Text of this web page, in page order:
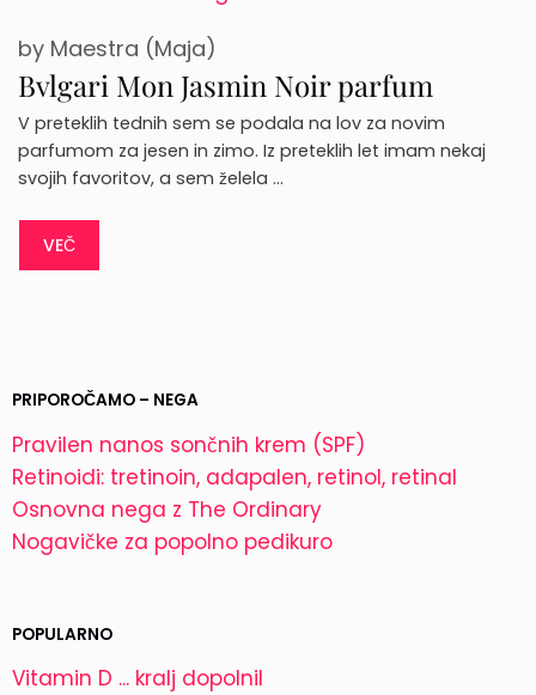
Bvlgari Mon Jasmin Noir parfum
by Maestra (Maja)
V preteklih tednih sem se podala na lov za novim
parfumom za jesen in zimo. Iz preteklih let imam nekaj
svojih favoritov, a sem želela …
VEČ
PRIPOROČAMO – NEGA
Pravilen nanos sončnih krem (SPF)
Retinoidi: tretinoin, adapalen, retinol, retinal
Osnovna nega z The Ordinary
Nogavičke za popolno pedikuro
POPULARNO
Vitamin D ... kralj dopolnil